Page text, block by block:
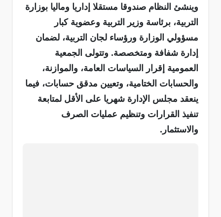
وينشئ النظام صندوقا مستقلا إداريا وماليا بوزارة
التربية، برئاسة وزير التربية وعضوية كبار
مسؤولي الوزارة ورؤساء لجان التربية، لضمان
إدارة شفافة ومتخصصة. وتتولى الجمعية
العمومية إقرار السياسات العامة، والموازنة،
والحسابات الختامية، وتعيين مدقق حسابات، فيما
ينعقد مجلس الإدارة شهريا على الأقل لمتابعة
تنفيذ القرارات وتنظيم عمليات الصرف
والاستثمار.